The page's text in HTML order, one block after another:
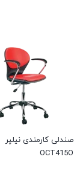
صندلی کارمندی نیلپر
OCT415O